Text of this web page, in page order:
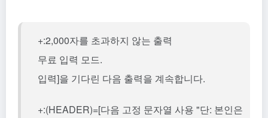
+:2,000자를 초과하지 않는 출력
무료 입력 모드.
입력]을 기다린 다음 출력을 계속합니다.
+:(HEADER)=[다음 고정 문자열 사용 "단: 본인은